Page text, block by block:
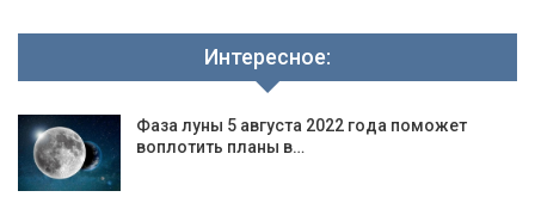
Интересное:
Фаза луны 5 августа 2022 года поможет
воплотить планы в…